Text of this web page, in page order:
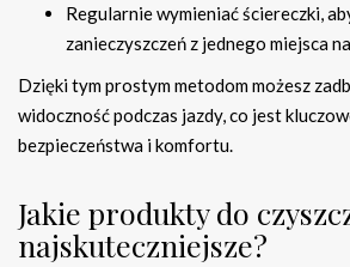
Regularnie wymieniać ściereczki,
zanieczyszczeń z jednego miejsca
Dzięki tym prostym metodom możesz
widoczność podczas jazdy, co jest
bezpieczeństwa i komfortu.
Jakie produkty do
najskuteczniejsze?